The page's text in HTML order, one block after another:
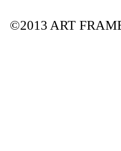
©2013 ART